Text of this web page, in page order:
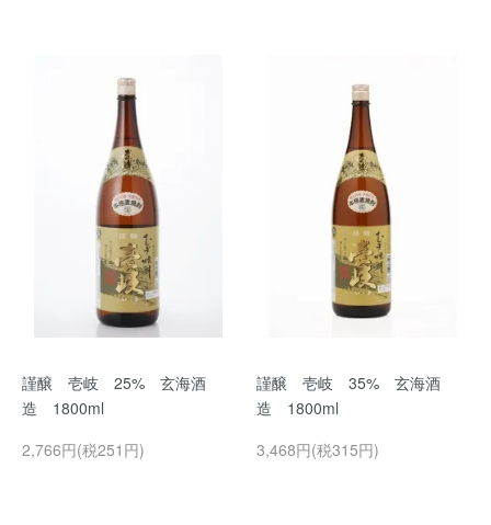
謹醸 壱岐 25% 玄海酒
造 1800ml
2,766円(税251円)
謹醸 壱岐 35% 玄海酒
造 1800ml
3,468円(税315円)